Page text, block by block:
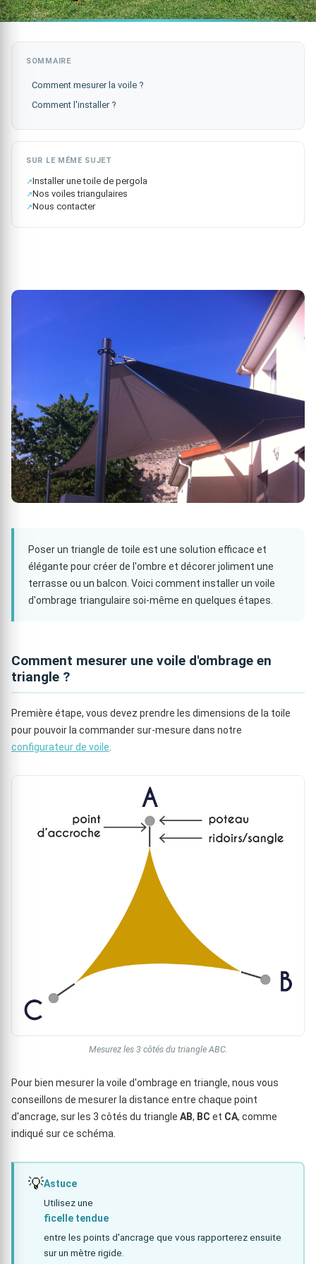
SOMMAIRE
Comment mesurer la voile ?
Comment l'installer ?
SUR LE MÊME SUJET
Installer une toile de pergola
Nos voiles triangulaires
Nous contacter
Poser un triangle de toile est une solution efficace et
élégante pour créer de l'ombre et décorer joliment une
terrasse ou un balcon. Voici comment installer un voile
d'ombrage triangulaire soi-même en quelques étapes.
Comment mesurer une voile d'ombrage en
triangle ?
Première étape, vous devez prendre les dimensions de la toile
pour pouvoir la commander sur-mesure dans notre
configurateur de voile.
Mesurez les 3 côtés du triangle ABC.
Pour bien mesurer la voile d'ombrage en triangle, nous vous
conseillons de mesurer la distance entre chaque point
d'ancrage, sur les 3 côtés du triangle AB, BC et CA, comme
indiqué sur ce schéma.
💡Astuce
Utilisez une
ficelle tendue
entre les points d'ancrage que vous rapporterez ensuite
sur un mètre rigide.